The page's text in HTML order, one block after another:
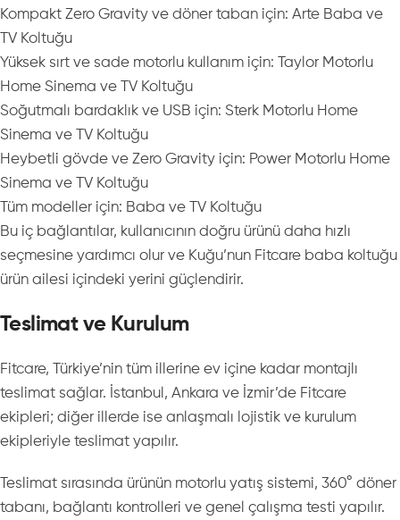
Kompakt Zero Gravity ve döner taban için: Arte Baba ve
TV Koltuğu
Yüksek sırt ve sade motorlu kullanım için: Taylor Motorlu
Home Sinema ve TV Koltuğu
Soğutmalı bardaklık ve USB için: Sterk Motorlu Home
Sinema ve TV Koltuğu
Heybetli gövde ve Zero Gravity için: Power Motorlu Home
Sinema ve TV Koltuğu
Tüm modeller için: Baba ve TV Koltuğu
Bu iç bağlantılar, kullanıcının doğru ürünü daha hızlı
seçmesine yardımcı olur ve Kuğu’nun Fitcare baba koltuğu
ürün ailesi içindeki yerini güçlendirir.
Teslimat ve Kurulum
Fitcare, Türkiye’nin tüm illerine ev içine kadar montajlı
teslimat sağlar. İstanbul, Ankara ve İzmir’de Fitcare
ekipleri; diğer illerde ise anlaşmalı lojistik ve kurulum
ekipleriyle teslimat yapılır.
Teslimat sırasında ürünün motorlu yatış sistemi, 360° döner
tabanı, bağlantı kontrolleri ve genel çalışma testi yapılır.